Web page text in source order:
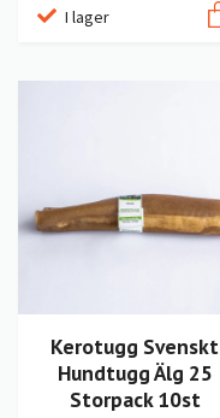
I lager
Kerotugg Svenskt
Hundtugg Älg 25
Storpack 10st